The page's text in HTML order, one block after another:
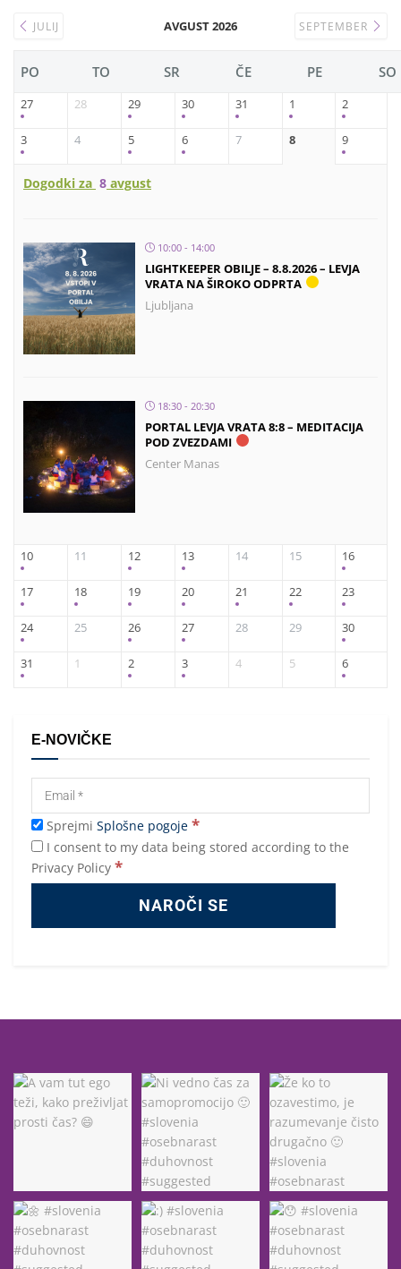
JULIJ AVGUST 2026 SEPTEMBER
PO TO SR ČE PE SO
27 28 29 30 31 1 2
3 4 5 6 7 8 9
Dogodki za 8 avgust
10:00 - 14:00
LIGHTKEEPER OBILJE – 8.8.2026 – LEVJA
VRATA NA ŠIROKO ODPRTA
Ljubljana
18:30 - 20:30
PORTAL LEVJA VRATA 8:8 – MEDITACIJA
POD ZVEZDAMI
Center Manas
10 11 12 13 14 15 16
17 18 19 20 21 22 23
24 25 26 27 28 29 30
31 1 2 3 4 5 6
E-NOVIČKE
Sprejmi Splošne pogoje *
I consent to my data being stored according to the
Privacy Policy *